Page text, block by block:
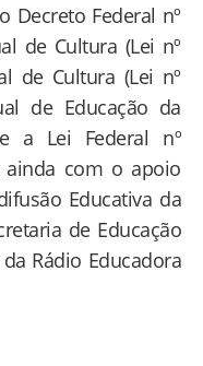
Decreto Federal nº
de Cultura (Lei nº
de Cultura (Lei nº
de Educação da
a Lei Federal nº
ainda com o apoio
Educativa da
de Educação
Rádio Educadora